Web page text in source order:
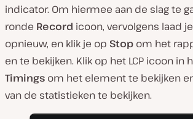
indicator. Om hiermee aan de slag te
ronde Record icoon, vervolgens laad
opnieuw, en klik je op Stop om het
en te bekijken. Klik op het LCP icoon in
Timings om het element te bekijken
van de statistieken te bekijken.